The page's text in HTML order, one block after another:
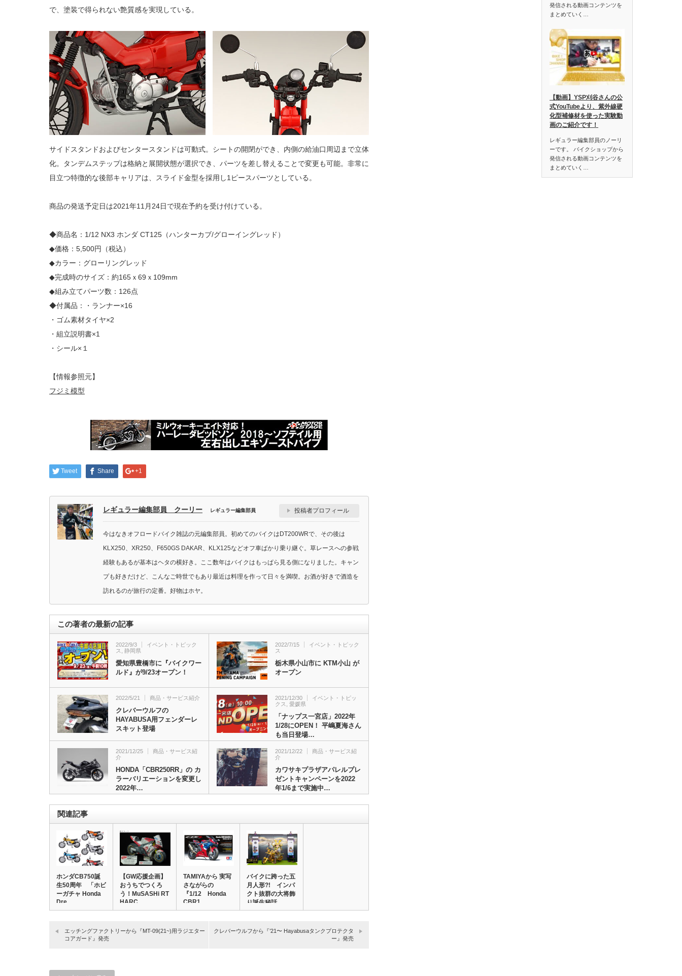
で、塗装で得られない艶質感を実現している。
サイドスタンドおよびセンタースタンドは可動式。シートの開閉ができ、内側の給油口周辺まで立体
化。タンデムステップは格納と展開状態が選択でき、パーツを差し替えることで変更も可能。非常に
目立つ特徴的な後部キャリアは、スライド金型を採用し1ピースパーツとしている。
商品の発送予定日は2021年11月24日で現在予約を受け付けている。
◆商品名：1/12 NX3 ホンダ CT125（ハンターカブ/グローイングレッド）
◆価格：5,500円（税込）
◆カラー：グローリングレッド
◆完成時のサイズ：約165ｘ69ｘ109mm
◆組み立てパーツ数：126点
◆付属品：・ランナー×16
・ゴム素材タイヤ×2
・組立説明書×1
・シール×１
【情報参照元】
フジミ模型
Tweet Share +1
レギュラー編集部員 クーリー レギュラー編集部員 投稿者プロフィール
今はなきオフロードバイク雑誌の元編集部員。初めてのバイクはDT200WRで、その後は
KLX250、XR250、F650GS DAKAR、KLX125などオフ車ばかり乗り継ぐ。草レースへの参戦
経験もあるが基本はヘタの横好き。ここ数年はバイクはもっぱら見る側になりました。キャン
プも好きだけど、こんなご時世でもあり最近は料理を作って日々を満喫。お酒が好きで酒造を
訪れるのが旅行の定番。好物はホヤ。
この著者の最新の記事
2022/9/3
イベント・トピック
ス
静岡県
愛知県豊橋市に『バイクワー
ルド』が9/23オープン！
2022/7/15
イベント・トピック
ス
栃木県小山市に KTM小山 が
オープン
2022/5/21 商品・サービス紹介
クレバーウルフの
HAYABUSA用フェンダーレ
スキット登場
2021/12/30
イベント・トピッ
クス
愛媛県
「ナップス一宮店」2022年
1/28にOPEN！ 平嶋夏海さん
も当日登場…
2021/12/25
商品・サービス紹
介
HONDA「CBR250RR」の カ
ラーバリエーションを変更し
2022年…
2021/12/22
商品・サービス紹
介
カワサキプラザアパレルプレ
ゼントキャンペーンを2022
年1/6まで実施中…
関連記事
ホンダCB750誕
生50周年 「ホビ
ーガチャ Honda
Dre…
【GW応援企画】
おうちでつくろ
う！MuSASHi RT
HARC…
TAMIYAから 実写
さながらの
『1/12 Honda
CBR1…
バイクに跨った五
月人形?! インパ
クト抜群の大将飾
り誕生秘話
エッチングファクトリーから『MT-09(21~)用ラジエター
コアガード』発売
クレバーウルフから『’21〜 Hayabusaタンクプロテクタ
ー』発売
発信される動画コンテンツを
まとめていく…
【動画】YSP刈谷さんの公
式YouTubeより、紫外線硬
化型補修材を使った実験動
画のご紹介です！
レギュラー編集部員のノーリ
ーです。 バイクショップから
発信される動画コンテンツを
まとめていく…